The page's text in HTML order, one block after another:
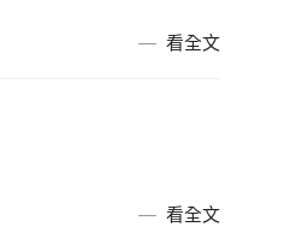
看全文
看全文